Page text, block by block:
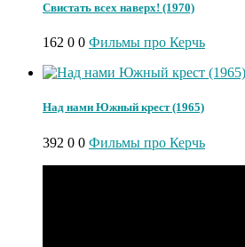
Свистать всех наверх! (1970)
162 0 0 Фильмы про Керчь
Над нами Южный крест (1965)
392 0 0 Фильмы про Керчь